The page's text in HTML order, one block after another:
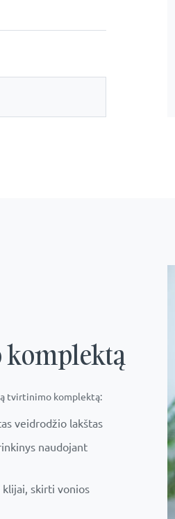
tvirtinimo komplektą:
veidrodžio lakštas
naudojant
klijai, skirti vonios